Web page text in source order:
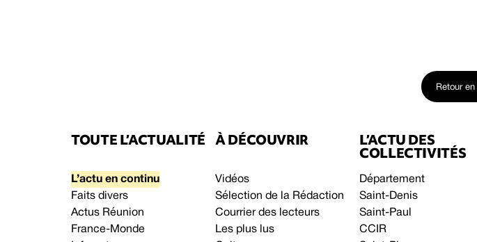
Retour en
TOUTE L’ACTUALITÉ
L’actu en continu
Faits divers
Actus Réunion
France-Monde
À DÉCOUVRIR
Vidéos
Sélection de la Rédaction
Courrier des lecteurs
Les plus lus
L’ACTU DES
COLLECTIVITÉS
Département
Saint-Denis
Saint-Paul
CCIR